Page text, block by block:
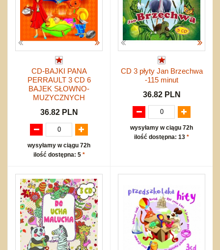
CD-BAJKI PANA
PERRAULT 3 CD 6
BAJEK SŁOWNO-
MUZYCZNYCH
36.82 PLN
wysyłamy w ciągu 72h
ilość dostępna: 5 *
CD 3 płyty Jan Brzechwa
-115 minut
36.82 PLN
wysyłamy w ciągu 72h
ilość dostępna: 13 *